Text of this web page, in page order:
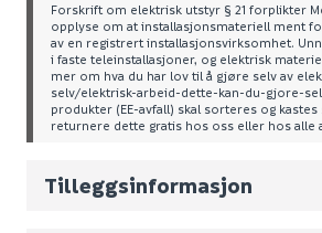
Forskrift om elektrisk utstyr § 21 forplikter
opplyse om at installasjonsmateriell ment
av en registrert installasjonsvirksomhet.
i faste teleinstallasjoner, og elektrisk
mer om hva du har lov til å gjøre selv av
selv/elektrisk-arbeid-dette-kan-du-gjore-
produkter (EE-avfall) skal sorteres og
returnere dette gratis hos oss eller hos
Tilleggsinformasjon
Leverandørens varenummer
Nobb No
Vekt pr. stk / m2 (i kg)
Volum